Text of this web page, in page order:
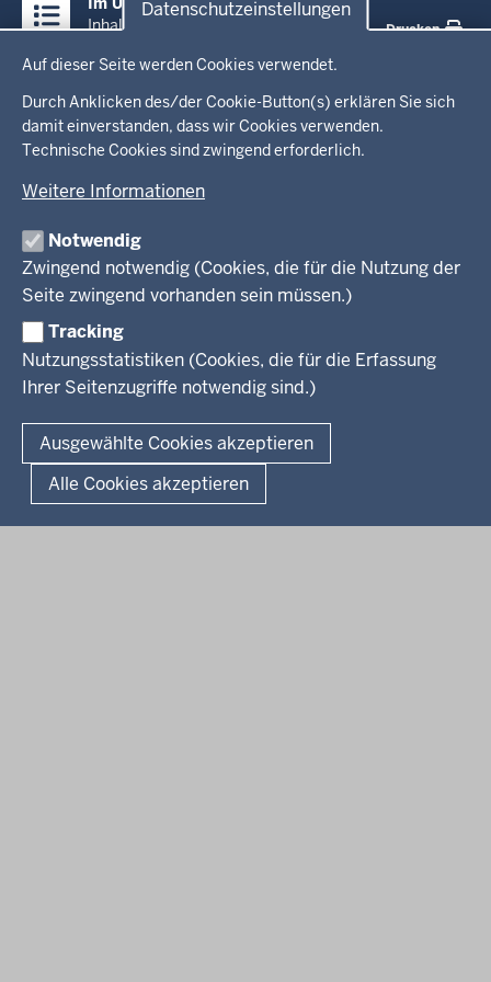
Datenschutzeinstellungen
Auf dieser Seite werden Cookies verwendet.
Durch Anklicken des/der Cookie-Button(s) erklären Sie sich
damit einverstanden, dass wir Cookies verwenden.
Technische Cookies sind zwingend erforderlich.
Weitere Informationen
Notwendig
Zwingend notwendig (Cookies, die für die Nutzung der
Seite zwingend vorhanden sein müssen.)
Tracking
Nutzungsstatistiken (Cookies, die für die Erfassung
Ihrer Seitenzugriffe notwendig sind.)
Ausgewählte Cookies akzeptieren
Alle Cookies akzeptieren
Inhalte
Inhalt
Drucken
Menü
in
der
Fußzeile
Startseite
Ministerium
Leitung des Hauses
Organisation
Arbeitgeber Ministerium
Rechtsgrundlagen
Kultur
Wissenschaft, Forschung, Lehre und Studium
Weiterbildung
Presse
Service
Kontakt
Fußzeile
Datenschutz Erklärung zur Barrierefreiheit